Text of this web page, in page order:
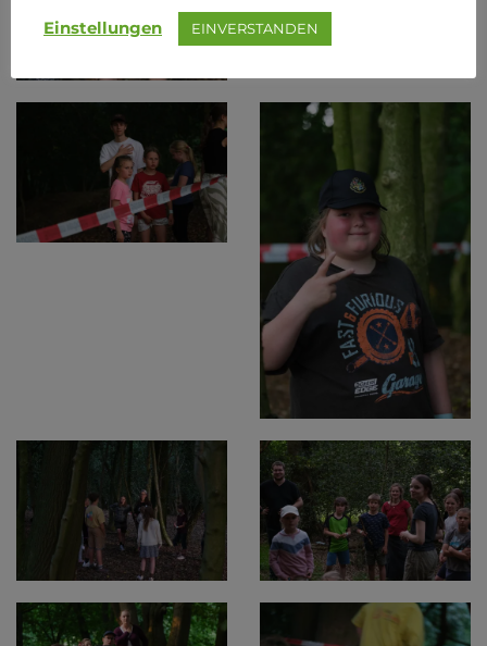
Einstellungen EINVERSTANDEN